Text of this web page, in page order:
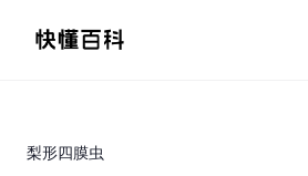
梨形四膜虫